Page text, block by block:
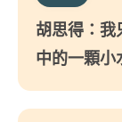
胡思得：我
中的一顆小